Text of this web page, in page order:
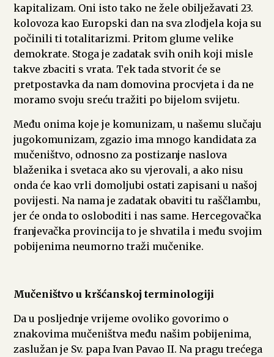
kapitalizam. Oni isto tako ne žele obilježavati 23.
kolovoza kao Europski dan na sva zlodjela koja su
počinili ti totalitarizmi. Pritom glume velike
demokrate. Stoga je zadatak svih onih koji misle
takve zbaciti s vrata. Tek tada stvorit će se
pretpostavka da nam domovina procvjeta i da ne
moramo svoju sreću tražiti po bijelom svijetu.
Među onima koje je komunizam, u našemu slučaju
jugokomunizam, zgazio ima mnogo kandidata za
mučeništvo, odnosno za postizanje naslova
blaženika i svetaca ako su vjerovali, a ako nisu
onda će kao vrli domoljubi ostati zapisani u našoj
povijesti. Na nama je zadatak obaviti tu raščlambu,
jer će onda to osloboditi i nas same. Hercegovačka
franjevačka provincija to je shvatila i među svojim
pobijenima neumorno traži mučenike.
Mučeništvo u kršćanskoj terminologiji
Da u posljednje vrijeme ovoliko govorimo o
znakovima mučeništva među našim pobijenima,
zaslužan je Sv. papa Ivan Pavao II. Na pragu trećega